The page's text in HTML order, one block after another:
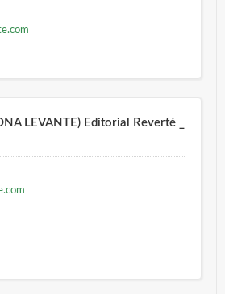
LEVANTE) Editorial Reverté _